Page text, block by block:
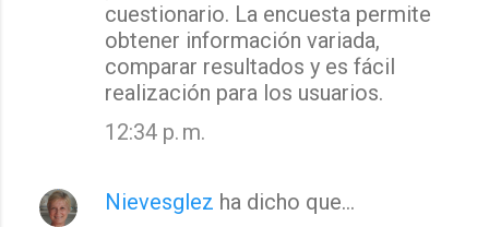
cuestionario. La encuesta permite
obtener información variada,
comparar resultados y es fácil
realización para los usuarios.
12:34 p. m.
Nievesglez ha dicho que…